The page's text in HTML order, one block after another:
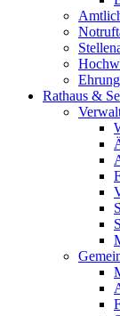
Rathaus &